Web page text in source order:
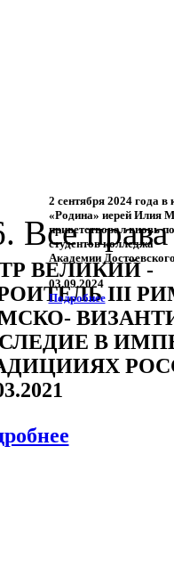
ВЕЛИКИЙ -
III
В
2 сентября 2024 года в
«Родина» иерей Илия
приветствовал вновь
студентов колледжа
Академии
03.09.2024
Подробнее
Все